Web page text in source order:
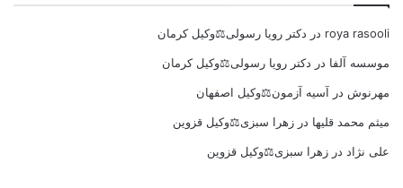
roya rasooli در دکتر رویا رسولی⚖️وکیل کرمان
موسسه آلفا در دکتر رویا رسولی⚖️وکیل کرمان
مهرنوش در آسیه آزمون⚖️وکیل اصفهان
میثم محمد قلیها در زهرا سبزی⚖️وکیل قزوین
علی نژاد در زهرا سبزی⚖️وکیل قزوین